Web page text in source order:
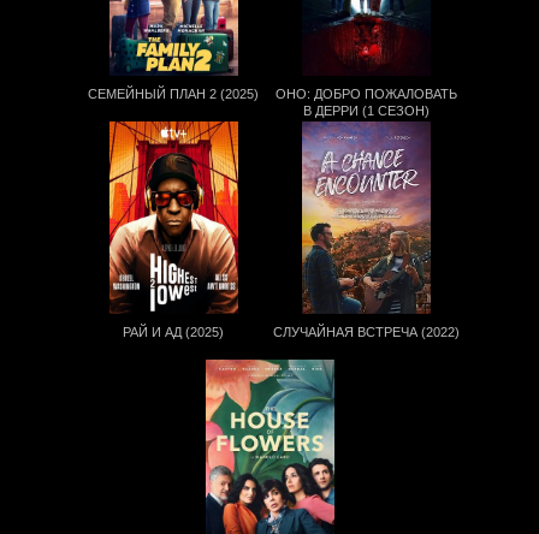
СЕМЕЙНЫЙ ПЛАН 2 (2025)
ОНО: ДОБРО ПОЖАЛОВАТЬ
В ДЕРРИ (1 СЕЗОН)
РАЙ И АД (2025) СЛУЧАЙНАЯ ВСТРЕЧА (2022)